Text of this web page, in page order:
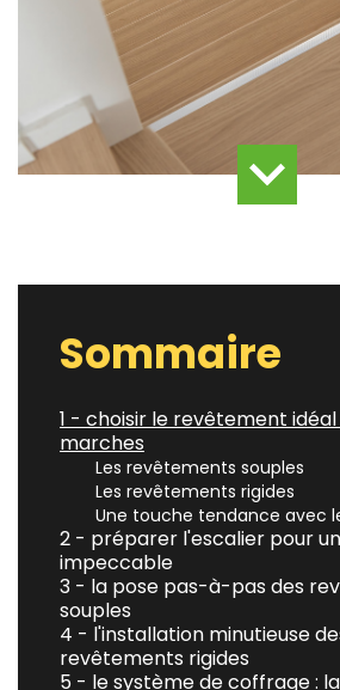
Sommaire
1 - choisir le revêtement idéal pour vos
marches
les revêtements souples
les revêtements rigides
une touche tendance avec
2 - préparer l'escalier pour un habillage
impeccable
3 - la pose pas-à-pas des revêtements
souples
4 - l'installation minutieuse des
revêtements rigides
5 - le système de coffrage : la solution